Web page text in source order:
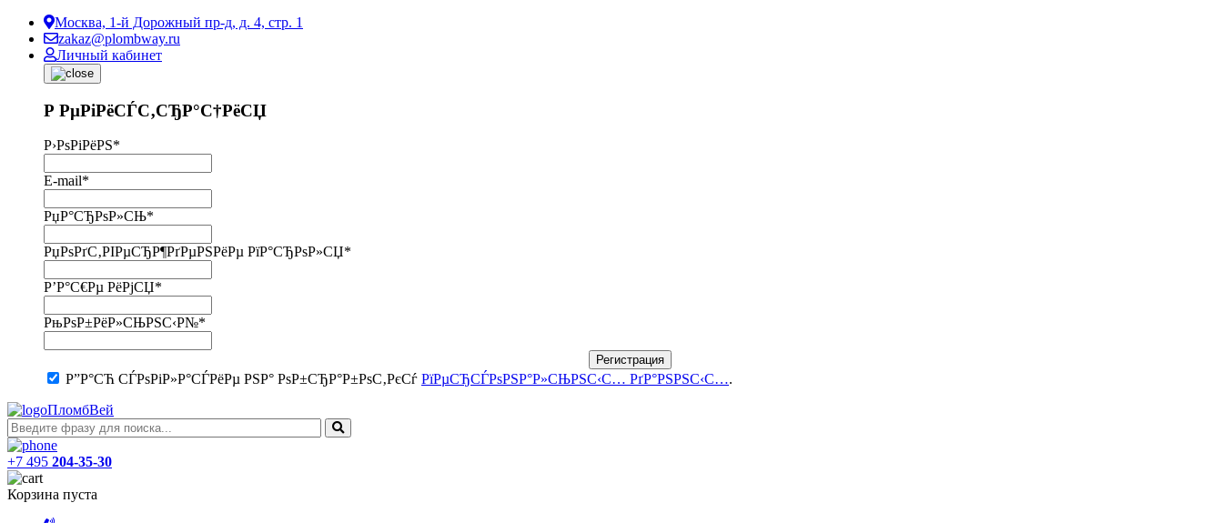
Москва, 1-й Дорожный пр-д, д. 4, стр. 1
zakaz@plombway.ru
Личный кабинет
Р РµРіРёСЃС‚СЂР°С†РёСЏ
Р›РѕРіРёРЅ*
E-mail*
РџР°СЂРѕР»СЊ*
РџРѕРґС‚РІРµСЂР¶РґРµРЅРёРµ РїР°СЂРѕР»СЏ*
Р’Р°С€Рµ РёРјСЏ*
РњРѕР±РёР»СЊРЅС‹Р№*
Регистрация
Р”Р°СЋ СЃРѕРіР»Р°СЃРёРµ РЅР° РѕР±СЂР°Р±РѕС‚РєСѓ РїРµСЂСЃРѕРЅР°Р»СЊРЅС‹С… РґР°РЅРЅС‹С….
ПломбВей
+7 495 204-35-30
Корзина пуста